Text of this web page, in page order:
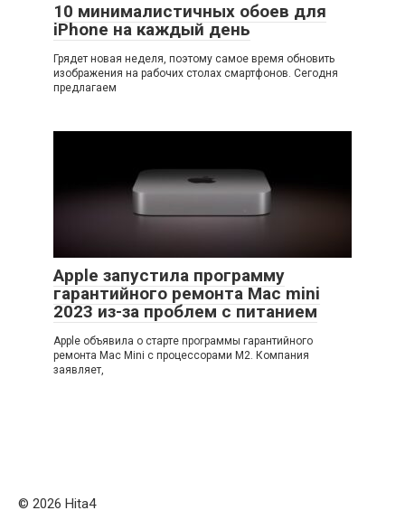
10 минималистичных обоев для
iPhone на каждый день
Грядет новая неделя, поэтому самое время обновить
изображения на рабочих столах смартфонов. Сегодня
предлагаем
Apple запустила программу
гарантийного ремонта Mac mini
2023 из-за проблем с питанием
Apple объявила о старте программы гарантийного
ремонта Mac Mini с процессорами M2. Компания
заявляет,
© 2026 Нita4